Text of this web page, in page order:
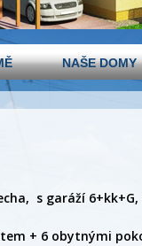
NAŠE DOMY
s garáží 6+kk+G,
+ 6 obytnými